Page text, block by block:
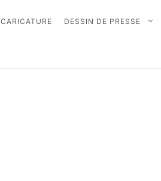
CARICATURE DESSIN DE PRESSE